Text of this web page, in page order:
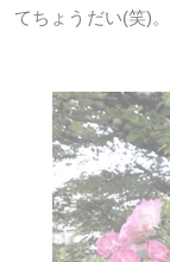
てちょうだい(笑)。